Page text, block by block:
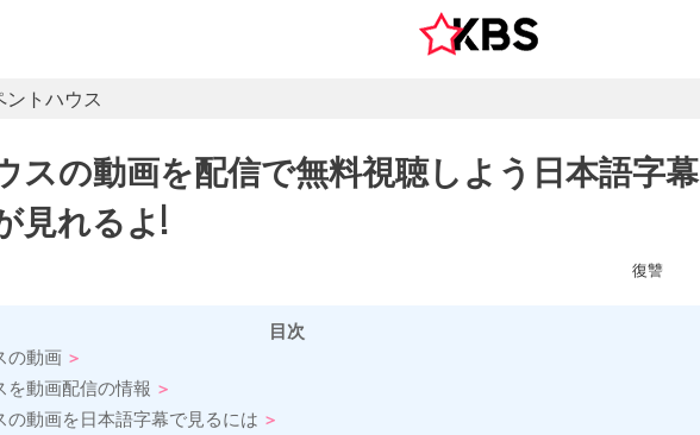
ントハウス
スの動画を配信で無料視聴しよう日本語字幕
見れるよ!
復讐
目次
の動画
を動画配信の情報
の動画を日本語字幕で見るには